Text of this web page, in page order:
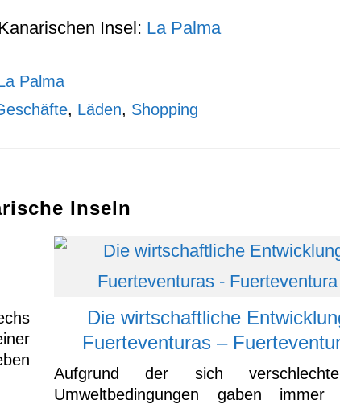
Insel: La Palma
Palma
, Läden, Shopping
Inseln
Die wirtschaftliche
Fuerteventuras –
Aufgrund der sich
Umweltbedingungen gaben immer